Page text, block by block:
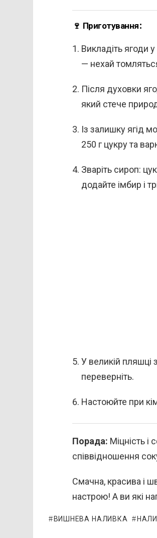
🍷 Приготування:
Викладіть ягоди
— нехай
Після духовки
який стече
Із залишку ягід
250 г цукру та
Зваріть сироп:
додайте імбир і
У великій пляшці
переверніть.
Настоюйте при
Порада: Міцність
співвідношення
Смачна, красива і
настрою! А ви які
ВИШНЕВА НАЛИВКА